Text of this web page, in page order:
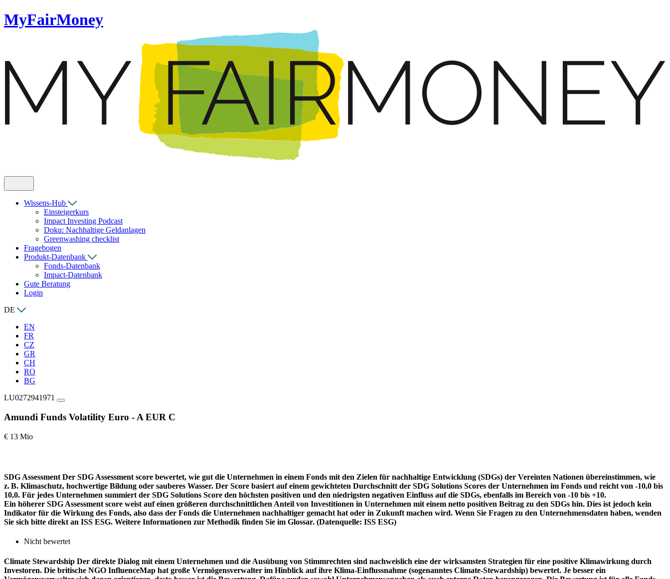
MyFairMoney
Wissens-Hub
Einsteigerkurs
Impact Investing Podcast
Doku: Nachhaltige Geldanlagen
Greenwashing checklist
Fragebogen
Produkt-Datenbank
Fonds-Datenbank
Impact-Datenbank
Gute Beratung
Login
DE
EN
FR
CZ
GR
CH
RO
BG
LU0272941971
Amundi Funds Volatility Euro - A EUR C
€ 13 Mio
SDG Assessment Der SDG Assessment score bewertet, wie gut die Unternehmen in einem Fonds mit den Zielen für nachhaltige Entwicklung (SDGs) der Vereinten Nationen übereinstimmen, wie
z. B. Klimaschutz, hochwertige Bildung oder sauberes Wasser. Der Score basiert auf einem gewichteten Durchschnitt der SDG Solutions Scores der Unternehmen im Fonds und reicht von -10,0 bis
10,0. Für jedes Unternehmen summiert der SDG Solutions Score den höchsten positiven und den niedrigsten negativen Einfluss auf die SDGs, ebenfalls im Bereich von -10 bis +10.
Ein höherer SDG Assessment score weist auf einen größeren durchschnittlichen Anteil von Investitionen in Unternehmen mit einem netto positiven Beitrag zu den SDGs hin. Dies ist jedoch kein
Indikator für die Wirkung des Fonds, also dass der Fonds die Unternehmen nachhaltiger gemacht hat oder in Zukunft machen wird. Wenn Sie Fragen zu den Unternehmensdaten haben, wenden
Sie sich bitte direkt an ISS ESG. Weitere Informationen zur Methodik finden Sie im Glossar. (Datenquelle: ISS ESG)
Nicht bewertet
Climate Stewardship Der direkte Dialog mit einem Unternehmen und die Ausübung von Stimmrechten sind nachweislich eine der wirksamsten Strategien für eine positive Klimawirkung durch
Investoren. Die britische NGO InfluenceMap hat große Vermögensverwalter im Hinblick auf ihre Klima-Einflussnahme (sogenanntes Climate-Stewardship) bewertet. Je besser ein